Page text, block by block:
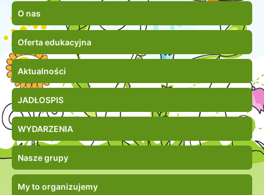
O nas
Oferta edukacyjna
Aktualności
JADŁOSPIS
WYDARZENIA
Nasze grupy
My to organizujemy